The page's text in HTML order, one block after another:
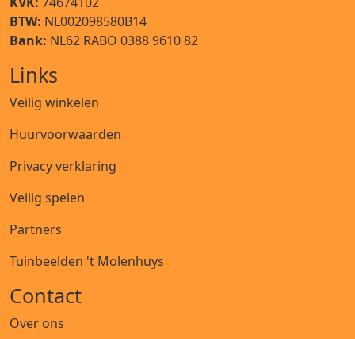
BTW: NL002098580B14
Bank: NL62 RABO 0388 9610 82
Links
Veilig winkelen
Huurvoorwaarden
Privacy verklaring
Veilig spelen
Partners
Tuinbeelden 't Molenhuys
Contact
Over ons